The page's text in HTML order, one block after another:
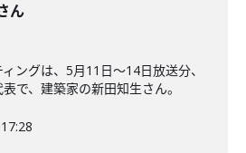
ん
ングは、5月11日〜14日放送分、
で、建築家の新田知生さん。